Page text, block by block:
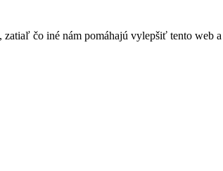
čo iné nám pomáhajú vylepšiť tento web